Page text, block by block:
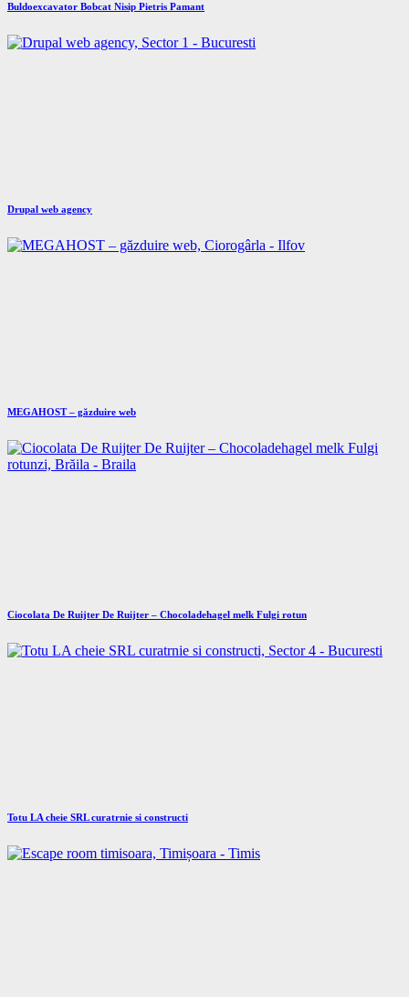
Buldoexcavator Bobcat Nisip Pietris Pamant
Drupal web agency
MEGAHOST – găzduire web
Ciocolata De Ruijter De Ruijter – Chocoladehagel melk Fulgi rotun
Totu LA cheie SRL curatrnie si constructi